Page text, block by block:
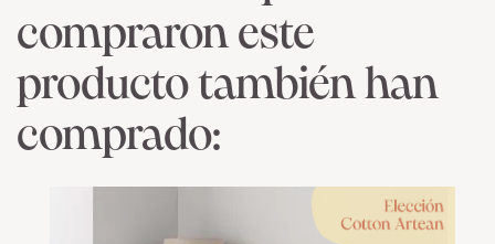
compraron este
producto también han
comprado: